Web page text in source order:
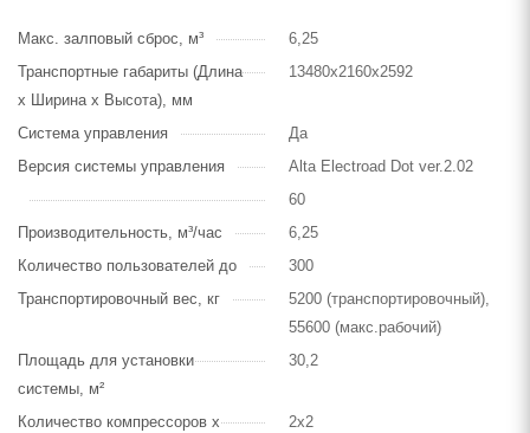
Макс. залповый сброс, м³
6,25
Транспортные габариты (Длина
х Ширина х Высота), мм
13480х2160х2592
Система управления
Да
Версия системы управления
Alta Electroad Dot ver.2.02
60
Производительность, м³/час
6,25
Количество пользователей до
300
Транспортировочный вес, кг
5200 (транспортировочный),
55600 (макс.рабочий)
Площадь для установки
системы, м²
30,2
Количество компрессоров х
2х2